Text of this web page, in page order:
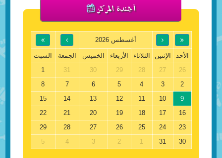
أجندة المركز
أغسطس 2026
الأحد الإثنين الثلاثاء الأربعاء الخميس الجمعة
السبت
26
27
28
29
30
31
1
2
3
4
5
6
7
8
9
10
11
12
13
14
15
16
17
18
19
20
21
22
23
24
25
26
27
28
29
30
31
1
2
3
4
5